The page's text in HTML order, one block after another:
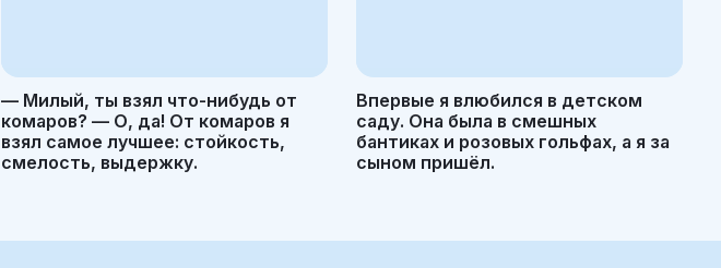
— Милый, ты взял что-нибудь от
комаров? — О, да! От комаров я
взял самое лучшее: стойкость,
смелость, выдержку.
Впервые я влюбился в детском
саду. Она была в смешных
бантиках и розовых гольфах, а я за
сыном пришёл.